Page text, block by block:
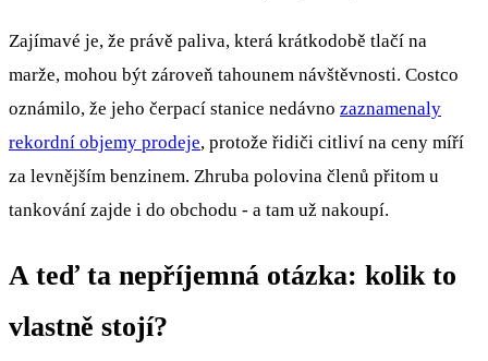
Zajímavé je, že právě paliva, která krátkodobě tlačí na
marže, mohou být zároveň tahounem návštěvnosti. Costco
oznámilo, že jeho čerpací stanice nedávno zaznamenaly
rekordní objemy prodeje, protože řidiči citliví na ceny míří
za levnějším benzinem. Zhruba polovina členů přitom u
tankování zajde i do obchodu - a tam už nakoupí.
A teď ta nepříjemná otázka: kolik to
vlastně stojí?